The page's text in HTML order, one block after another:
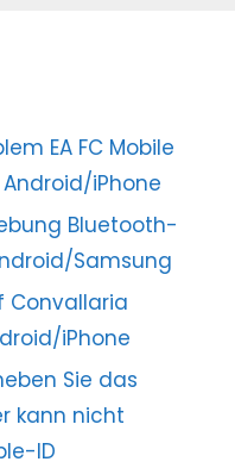
EA FC Mobile
iPhone
Bluetooth-
Samsung
Convallaria
iPhone
Sie das
kann nicht
ID